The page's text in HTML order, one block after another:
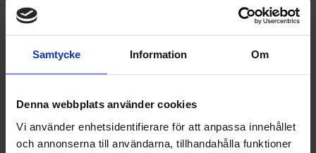
Samtycke Information Om
Denna webbplats använder cookies
Vi använder enhetsidentifierare för att anpassa innehållet
och annonserna till användarna, tillhandahålla funktioner
september (2)
juni (11)
maj (16)
februari (18)
januari (16)